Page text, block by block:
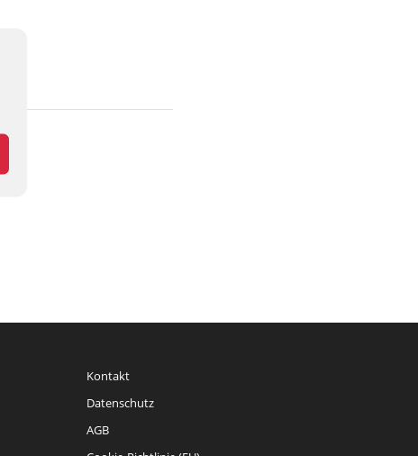
Kontakt
Datenschutz
AGB